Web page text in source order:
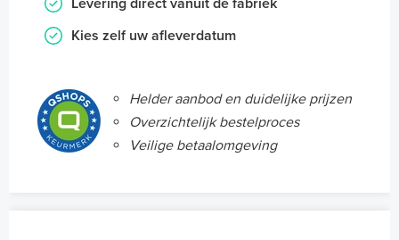
Levering direct vanuit de fabriek
Kies zelf uw afleverdatum
Helder aanbod en duidelijke prijzen
Overzichtelijk bestelproces
Veilige betaalomgeving